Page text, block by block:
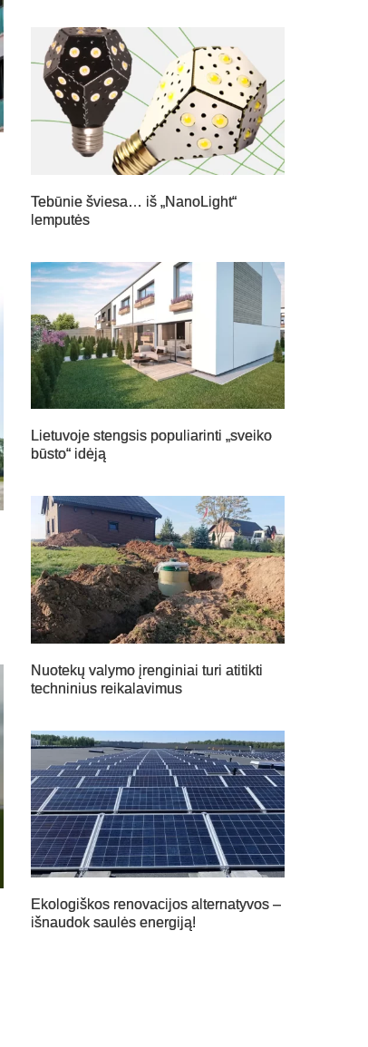
Tebūnie šviesa… iš „NanoLight“
lemputės
Lietuvoje stengsis populiarinti „sveiko
būsto“ idėją
Nuotekų valymo įrenginiai turi atitikti
techninius reikalavimus
Ekologiškos renovacijos alternatyvos –
išnaudok saulės energiją!